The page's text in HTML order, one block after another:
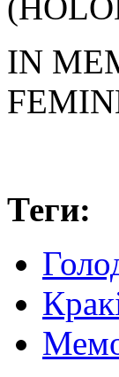
IN
Теги: